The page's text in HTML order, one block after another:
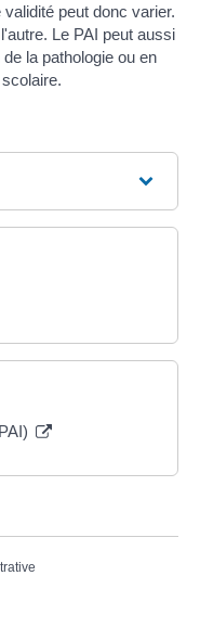
peut donc varier.
Le PAI peut aussi
la pathologie ou en